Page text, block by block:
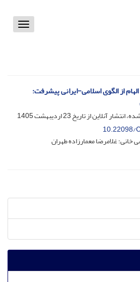
Toggle
از الگوی اسلامی-ایرانی پیشرفت:
انتشار آنلاین از تاریخ23 اردیبهشت 1405
10.22098/
غلامرضا معمارزاده طهران